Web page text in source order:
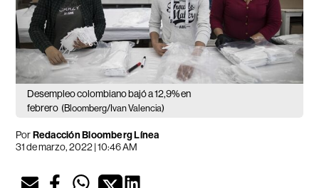
Desempleo colombiano bajó a 12,9% en
febrero (Bloomberg/Ivan Valencia)
PorRedacción Bloomberg Línea
31 de marzo, 2022 | 10:46 AM